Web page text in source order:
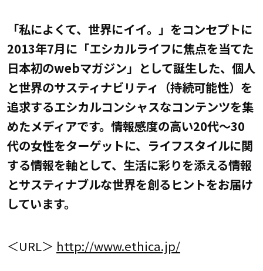
「私によくて、世界にイイ。」をコンセプトに
2013年7月に「エシカルライフに焦点を当てた
日本初のwebマガジン」として誕生した、個人
と世界のサスティナビリティ（持続可能性）を
追求するエシカルコンシャスなコンテンツを集
めたメディアです。情報感度の高い20代～30
代の女性をターゲットに、ライフスタイルに関
する情報を軸として、生活に彩りを添える情報
とサスティナブルな世界を創るヒントをお届け
しています。
＜URL＞ http://www.ethica.jp/